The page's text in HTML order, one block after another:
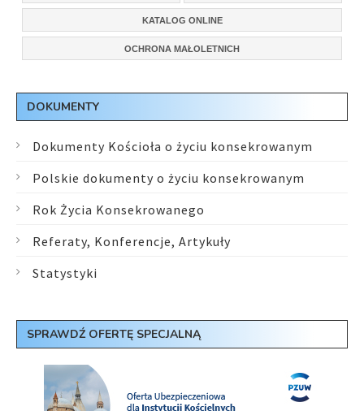
KATALOG ONLINE
OCHRONA MAŁOLETNICH
DOKUMENTY
Dokumenty Kościoła o życiu konsekrowanym
Polskie dokumenty o życiu konsekrowanym
Rok Życia Konsekrowanego
Referaty, Konferencje, Artykuły
Statystyki
SPRAWDŹ OFERTĘ SPECJALNĄ